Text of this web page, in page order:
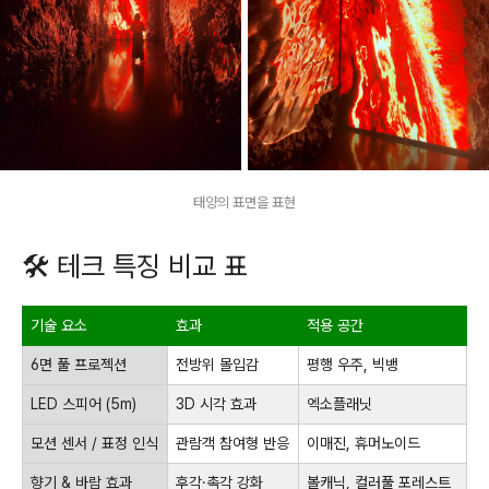
태양의 표면을 표현
🛠️ 테크 특징 비교 표
기술 요소 효과 적용 공간
6면 풀 프로젝션 전방위 몰입감 평행 우주, 빅뱅
LED 스피어 (5m) 3D 시각 효과 엑소플래닛
모션 센서 / 표정 인식 관람객 참여형 반응 이매진, 휴머노이드
향기 & 바람 효과 후각·촉각 강화 볼캐닉, 컬러풀 포레스트